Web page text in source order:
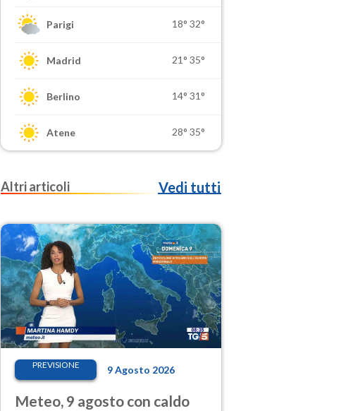
Parigi 18° 32°
Madrid 21° 35°
Berlino 14° 31°
Atene 28° 35°
Altri articoli Vedi tutti
PREVISIONE 9 Agosto 2026
Meteo, 9 agosto con caldo